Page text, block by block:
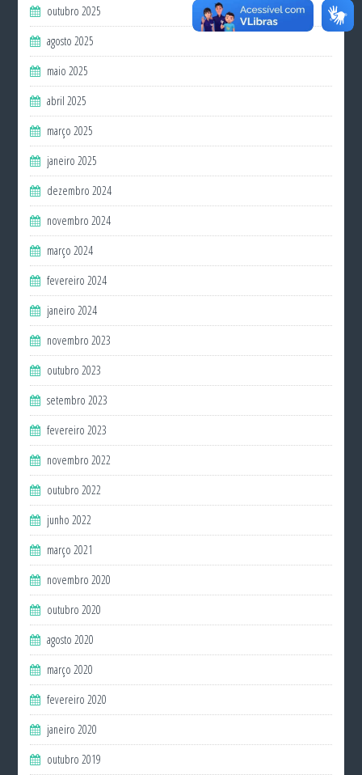
outubro 2025
agosto 2025
maio 2025
abril 2025
março 2025
janeiro 2025
dezembro 2024
novembro 2024
março 2024
fevereiro 2024
janeiro 2024
novembro 2023
outubro 2023
setembro 2023
fevereiro 2023
novembro 2022
outubro 2022
junho 2022
março 2021
novembro 2020
outubro 2020
agosto 2020
março 2020
fevereiro 2020
janeiro 2020
outubro 2019